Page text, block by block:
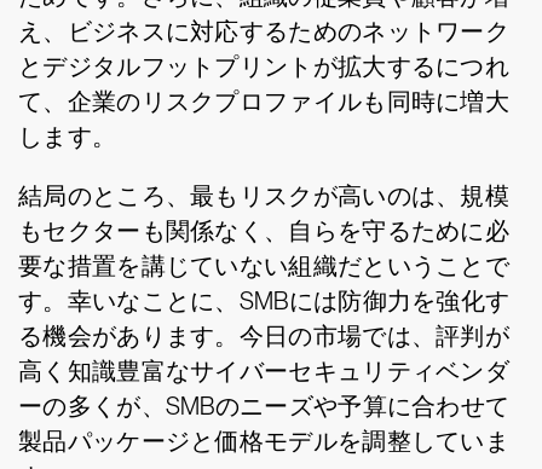
え、ビジネスに対応するためのネットワーク
とデジタルフットプリントが拡大するにつれ
て、企業のリスクプロファイルも同時に増大
します。
結局のところ、最もリスクが高いのは、規模
もセクターも関係なく、自らを守るために必
要な措置を講じていない組織だということで
す。幸いなことに、SMBには防御力を強化す
る機会があります。今日の市場では、評判が
高く知識豊富なサイバーセキュリティベンダ
ーの多くが、SMBのニーズや予算に合わせて
製品パッケージと価格モデルを調整していま